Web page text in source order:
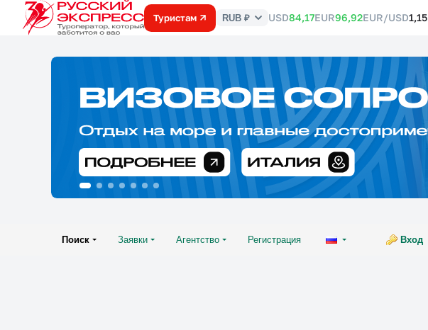
Туристам
Курс
RUB ₽ USD84,17EUR96,92EUR/USD1,15
Поиск Заявки Агентство Регистрация Вход